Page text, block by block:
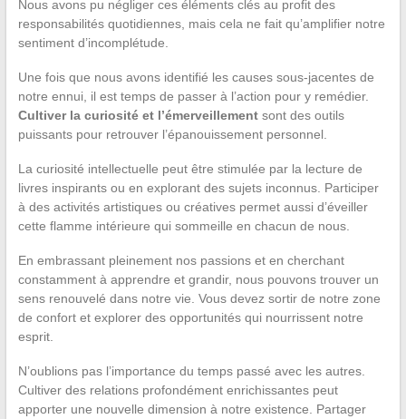
Nous avons pu négliger ces éléments clés au profit des
responsabilités quotidiennes, mais cela ne fait qu’amplifier notre
sentiment d’incomplétude.
Une fois que nous avons identifié les causes sous-jacentes de
notre ennui, il est temps de passer à l’action pour y remédier.
Cultiver la curiosité et l’émerveillementsont des outils
puissants pour retrouver l’épanouissement personnel.
La curiosité intellectuelle peut être stimulée par la lecture de
livres inspirants ou en explorant des sujets inconnus. Participer
à des activités artistiques ou créatives permet aussi d’éveiller
cette flamme intérieure qui sommeille en chacun de nous.
En embrassant pleinement nos passions et en cherchant
constamment à apprendre et grandir, nous pouvons trouver un
sens renouvelé dans notre vie. Vous devez sortir de notre zone
de confort et explorer des opportunités qui nourrissent notre
esprit.
N’oublions pas l’importance du temps passé avec les autres.
Cultiver des relations profondément enrichissantes peut
apporter une nouvelle dimension à notre existence. Partager